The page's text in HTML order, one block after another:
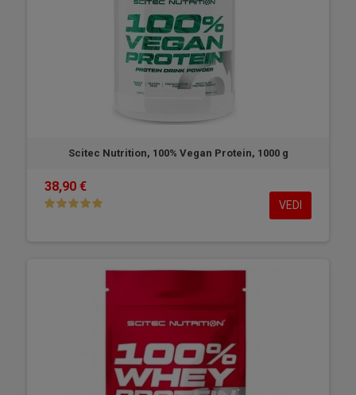
Scitec Nutrition, 100% Vegan Protein, 1000 g
38,90 €
VEDI